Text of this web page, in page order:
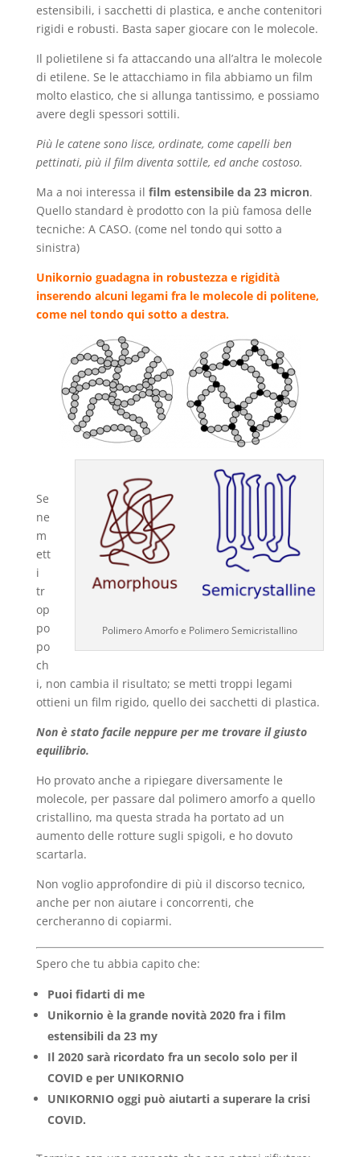
estensibili, i sacchetti di plastica, e anche contenitori
rigidi e robusti. Basta saper giocare con le molecole.
Il polietilene si fa attaccando una all’altra le molecole
di etilene. Se le attacchiamo in fila abbiamo un film
molto elastico, che si allunga tantissimo, e possiamo
avere degli spessori sottili.
Più le catene sono lisce, ordinate, come capelli ben
pettinati, più il film diventa sottile, ed anche costoso.
Ma a noi interessa il film estensibile da 23 micron.
Quello standard è prodotto con la più famosa delle
tecniche: A CASO. (come nel tondo qui sotto a
sinistra)
Unikornio guadagna in robustezza e rigidità
inserendo alcuni legami fra le molecole di politene,
come nel tondo qui sotto a destra.
Polimero Amorfo e Polimero Semicristallino
Se
ne
m
ett
i
tr
op
po
po
ch
i, non cambia il risultato; se metti troppi legami
ottieni un film rigido, quello dei sacchetti di plastica.
Non è stato facile neppure per me trovare il giusto
equilibrio.
Ho provato anche a ripiegare diversamente le
molecole, per passare dal polimero amorfo a quello
cristallino, ma questa strada ha portato ad un
aumento delle rotture sugli spigoli, e ho dovuto
scartarla.
Non voglio approfondire di più il discorso tecnico,
anche per non aiutare i concorrenti, che
cercheranno di copiarmi.
Spero che tu abbia capito che:
Puoi fidarti di me
Unikornio è la grande novità 2020 fra i film
estensibili da 23 my
Il 2020 sarà ricordato fra un secolo solo per il
COVID e per UNIKORNIO
UNIKORNIO oggi può aiutarti a superare la crisi
COVID.